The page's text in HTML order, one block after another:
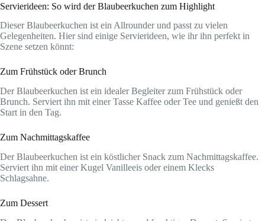
Servierideen: So wird der Blaubeerkuchen zum Highlight
Dieser Blaubeerkuchen ist ein Allrounder und passt zu vielen
Gelegenheiten. Hier sind einige Servierideen, wie ihr ihn perfekt in
Szene setzen könnt:
Zum Frühstück oder Brunch
Der Blaubeerkuchen ist ein idealer Begleiter zum Frühstück oder
Brunch. Serviert ihn mit einer Tasse Kaffee oder Tee und genießt den
Start in den Tag.
Zum Nachmittagskaffee
Der Blaubeerkuchen ist ein köstlicher Snack zum Nachmittagskaffee.
Serviert ihn mit einer Kugel Vanilleeis oder einem Klecks
Schlagsahne.
Zum Dessert